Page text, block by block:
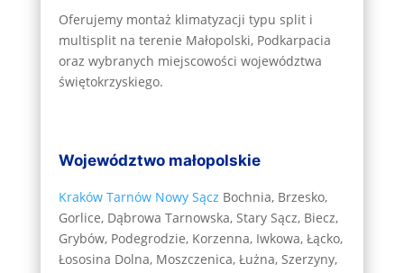
Oferujemy montaż klimatyzacji typu split i
multisplit na terenie Małopolski, Podkarpacia
oraz wybranych miejscowości województwa
świętokrzyskiego.
Województwo małopolskie
Kraków Tarnów Nowy Sącz Bochnia, Brzesko,
Gorlice, Dąbrowa Tarnowska, Stary Sącz, Biecz,
Grybów, Podegrodzie, Korzenna, Iwkowa, Łącko,
Łososina Dolna, Moszczenica, Łużna, Szerzyny,